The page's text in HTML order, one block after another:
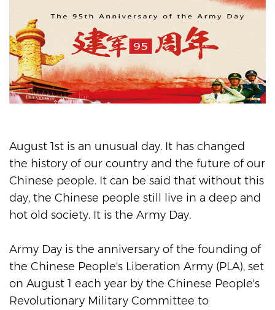
August 1st is an unusual day. It has changed
the history of our country and the future of our
Chinese people. It can be said that without this
day, the Chinese people still live in a deep and
hot old society. It is the Army Day.
Army Day is the anniversary of the founding of
the Chinese People's Liberation Army (PLA), set
on August 1 each year by the Chinese People's
Revolutionary Military Committee to